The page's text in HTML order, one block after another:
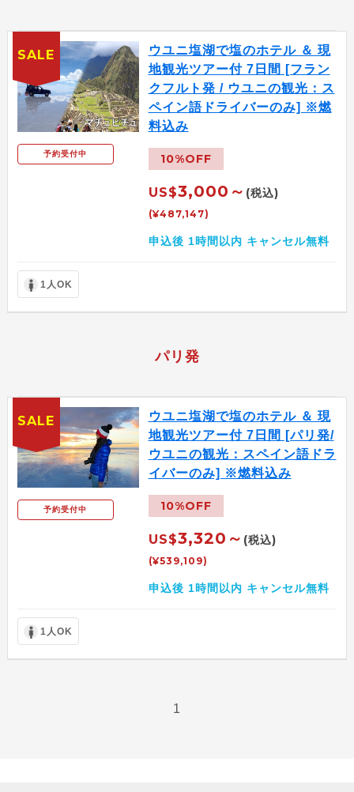
予約受付中
ウユニ塩湖で塩のホテル ＆ 現
地観光ツアー付 7日間 [フラン
クフルト発 / ウユニの観光：ス
ペイン語ドライバーのみ] ※燃
料込み
10%OFF
US$3,000～ (税込)
(¥487,147)
申込後 1時間以内 キャンセル無料
1人OK
SALE
パリ発
予約受付中
ウユニ塩湖で塩のホテル ＆ 現
地観光ツアー付 7日間 [パリ発/
ウユニの観光：スペイン語ドラ
イバーのみ] ※燃料込み
10%OFF
US$3,320～ (税込)
(¥539,109)
申込後 1時間以内 キャンセル無料
1人OK
SALE
1